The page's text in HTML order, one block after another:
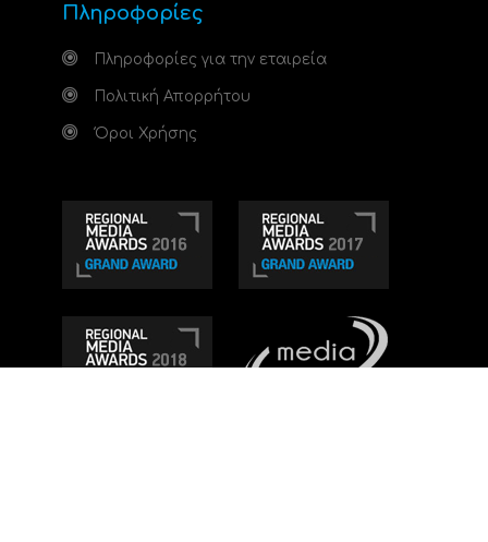
Πληροφορίες
Πληροφορίες για την εταιρεία
Πολιτική Απορρήτου
Όροι Χρήσης